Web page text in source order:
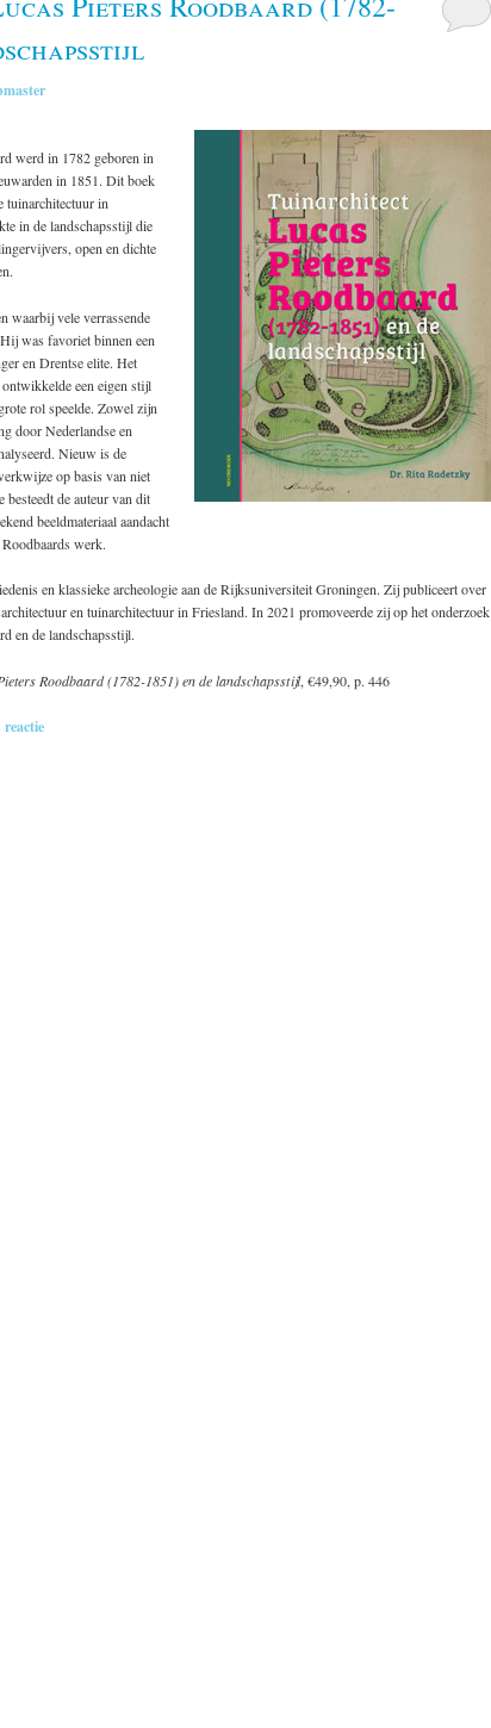
werd in 1782 geboren in
in 1851. Dit boek
tuinarchitectuur in
in de landschapsstijl die
open en dichte
waarbij vele verrassende
was favoriet binnen een
en Drentse elite. Het
een eigen stijl
rol speelde. Zowel zijn
door Nederlandse en
Nieuw is de
op basis van niet
besteedt de auteur van dit
beeldmateriaal aandacht
werk.
en klassieke archeologie aan de Rijksuniversiteit Groningen. Zij publiceert over
en tuinarchitectuur in Friesland. In 2021 promoveerde zij op het onderzoek
en de landschapsstijl.
Roodbaard (1782-1851) en de landschapsstijl, €49,90, p. 446
reactie